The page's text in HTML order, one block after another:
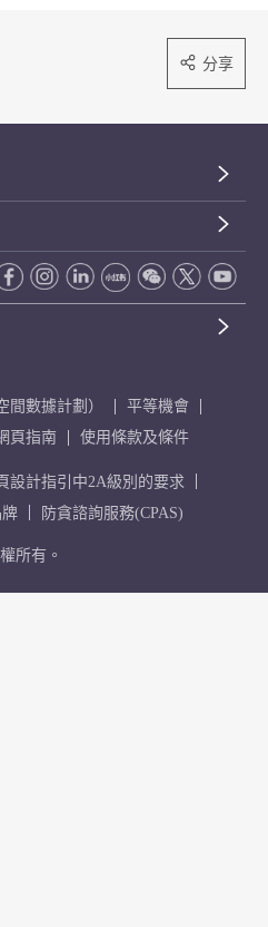
分享
數據計劃）
平等機會
頁指南 使用條款及條件
設計指引中2A級別的要求
防貪諮詢服務(CPAS)
所有。